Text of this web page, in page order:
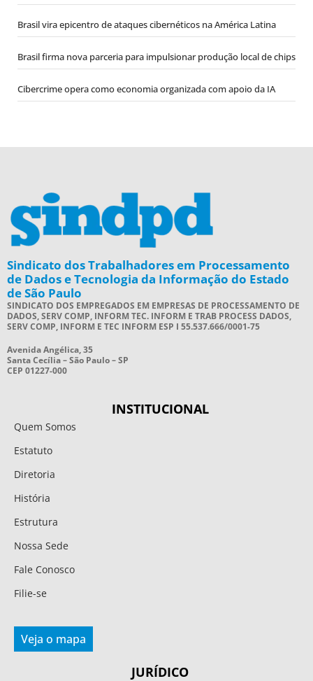
Brasil vira epicentro de ataques cibernéticos na América Latina
Brasil firma nova parceria para impulsionar produção local de chips
Cibercrime opera como economia organizada com apoio da IA
Sindicato dos Trabalhadores em Processamento
de Dados e Tecnologia da Informação do Estado
de São Paulo
SINDICATO DOS EMPREGADOS EM EMPRESAS DE PROCESSAMENTO DE
DADOS, SERV COMP, INFORM TEC. INFORM E TRAB PROCESS DADOS,
SERV COMP, INFORM E TEC INFORM ESP I 55.537.666/0001-75
Avenida Angélica, 35
Santa Cecília – São Paulo – SP
CEP 01227-000
INSTITUCIONAL
Quem Somos
Estatuto
Diretoria
História
Estrutura
Nossa Sede
Fale Conosco
Filie-se
Veja o mapa
JURÍDICO